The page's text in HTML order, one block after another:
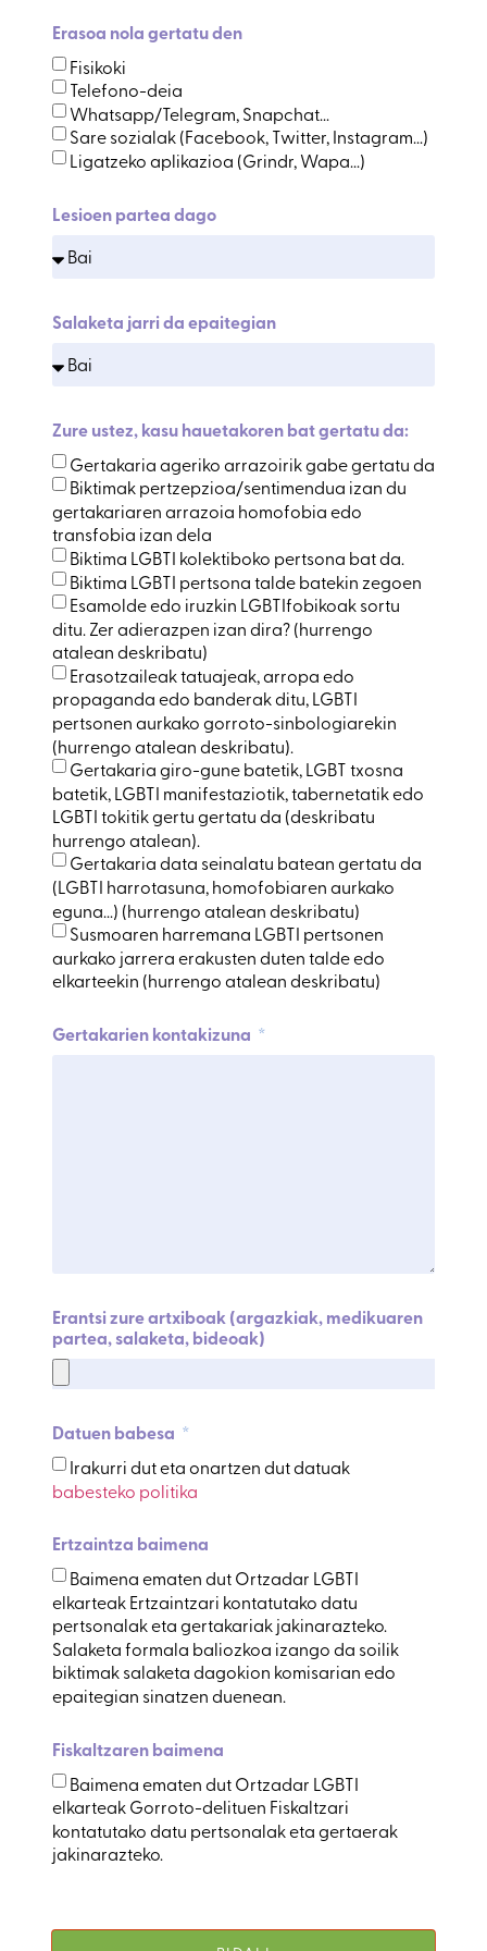
Erasoa nola gertatu den
Fisikoki
Telefono-deia
Whatsapp/Telegram, Snapchat...
Sare sozialak (Facebook, Twitter, Instagram...)
Ligatzeko aplikazioa (Grindr, Wapa...)
Lesioen partea dago
Salaketa jarri da epaitegian
Zure ustez, kasu hauetakoren bat gertatu da:
Gertakaria ageriko arrazoirik gabe gertatu da
Biktimak pertzepzioa/sentimendua izan du
gertakariaren arrazoia homofobia edo
transfobia izan dela
Biktima LGBTI kolektiboko pertsona bat da.
Biktima LGBTI pertsona talde batekin zegoen
Esamolde edo iruzkin LGBTIfobikoak sortu
ditu. Zer adierazpen izan dira? (hurrengo
atalean deskribatu)
Erasotzaileak tatuajeak, arropa edo
propaganda edo banderak ditu, LGBTI
pertsonen aurkako gorroto-sinbologiarekin
(hurrengo atalean deskribatu).
Gertakaria giro-gune batetik, LGBT txosna
batetik, LGBTI manifestaziotik, tabernetatik edo
LGBTI tokitik gertu gertatu da (deskribatu
hurrengo atalean).
Gertakaria data seinalatu batean gertatu da
(LGBTI harrotasuna, homofobiaren aurkako
eguna...) (hurrengo atalean deskribatu)
Susmoaren harremana LGBTI pertsonen
aurkako jarrera erakusten duten talde edo
elkarteekin (hurrengo atalean deskribatu)
Gertakarien kontakizuna
Erantsi zure artxiboak (argazkiak, medikuaren
partea, salaketa, bideoak)
Datuen babesa
Irakurri dut eta onartzen dut datuak
babesteko politika
Ertzaintza baimena
Baimena ematen dut Ortzadar LGBTI
elkarteak Ertzaintzari kontatutako datu
pertsonalak eta gertakariak jakinarazteko.
Salaketa formala baliozkoa izango da soilik
biktimak salaketa dagokion komisarian edo
epaitegian sinatzen duenean.
Fiskaltzaren baimena
Baimena ematen dut Ortzadar LGBTI
elkarteak Gorroto-delituen Fiskaltzari
kontatutako datu pertsonalak eta gertaerak
jakinarazteko.